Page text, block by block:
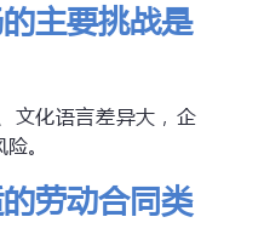
主要挑战是
文化语言差异大，企
。
劳动合同类